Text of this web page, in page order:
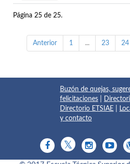
Página 25 de 25.
Anterior 1 ... 23 24
Buzón de quejas,
felicitaciones
Directorio ETSIAE
y contacto